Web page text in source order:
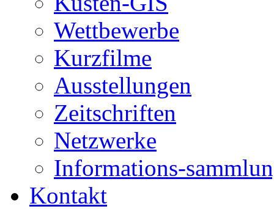
Wettbewerbe
Kurzfilme
Ausstellungen
Zeitschriften
Netzwerke
Informations-
Kontakt